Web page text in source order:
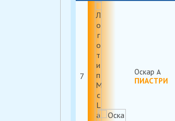
7
Оскар
ПИАСТРИ